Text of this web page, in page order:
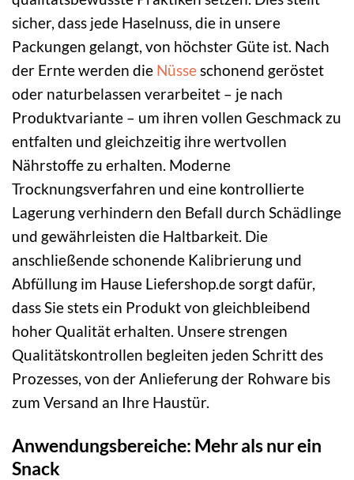
sicher, dass jede Haselnuss, die in unsere
Packungen gelangt, von höchster Güte ist. Nach
der Ernte werden die Nüsseschonend geröstet
oder naturbelassen verarbeitet – je nach
Produktvariante – um ihren vollen Geschmack zu
entfalten und gleichzeitig ihre wertvollen
Nährstoffe zu erhalten. Moderne
Trocknungsverfahren und eine kontrollierte
Lagerung verhindern den Befall durch Schädlinge
und gewährleisten die Haltbarkeit. Die
anschließende schonende Kalibrierung und
Abfüllung im Hause Liefershop.de sorgt dafür,
dass Sie stets ein Produkt von gleichbleibend
hoher Qualität erhalten. Unsere strengen
Qualitätskontrollen begleiten jeden Schritt des
Prozesses, von der Anlieferung der Rohware bis
zum Versand an Ihre Haustür.
Anwendungsbereiche: Mehr als nur ein
Snack